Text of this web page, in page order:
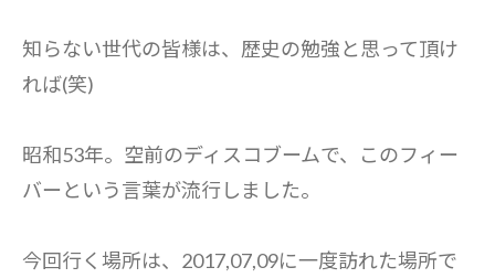
知らない世代の皆様は、歴史の勉強と思って頂け
れば(笑)
昭和53年。空前のディスコブームで、このフィー
バーという言葉が流行しました。
今回行く場所は、2017,07,09に一度訪れた場所で